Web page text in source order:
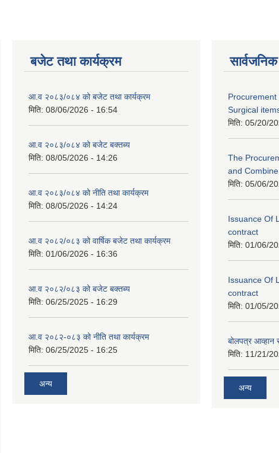
बजेट तथा कार्यक्रम
आ.व २०८३/०८४ को बजेट तथा कार्यक्रम
मिति: 08/06/2026 - 16:54
आ.व २०८३/०८४ को बजेट बक्तब्य
मिति: 08/05/2026 - 14:26
आ.व २०८३/०८४ को नीति तथा कार्यक्रम
मिति: 08/05/2026 - 14:24
आ.व २०८२/०८३ को वार्षिक बजेट तथा कार्यक्रम
मिति: 01/06/2026 - 16:36
आ.व २०८२/०८३ को बजेट बक्तब्य
मिति: 06/25/2025 - 16:29
आ.व २०८२-०८३ को नीति तथा कार्यक्रम
मिति: 06/25/2025 - 16:25
अन्य
Surgical
मिति: 05/20/
The
and
मिति: 05/06/
Issuance Of
contract
मिति: 01/06/
Issuance Of
contract
मिति: 01/05/
बोलपत्र आव्हान
मिति: 11/21/
अन्य